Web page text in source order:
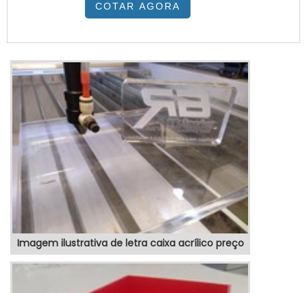
segmento e encontrando a melhor em
colaboradores da VEX Tecnologia é
possível encontrar precisão com produtos
eletrônicos de qualidade para controle e
automação de processos.MAIS SOBRE
TOTEM POSTO DE GASOLINAHá muit...
COTAR AGORA
Imagem ilustrativa de letra caixa acrílico preço